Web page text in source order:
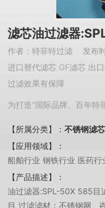
滤芯油过滤器
作者：特菲特过滤 发布
进口替代滤芯 GF滤芯 出
过滤效果有保障
为打造“国际品牌、百年特
【所属分类】： 不锈钢滤芯
【应用领域】：
船舶行业 钢铁行业 医药
【产品描述】：
油过滤器:SPL-50X 585
目 过滤滤材：不锈钢网